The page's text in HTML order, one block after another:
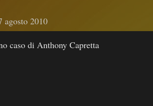
agosto 2010
caso di Anthony Capretta